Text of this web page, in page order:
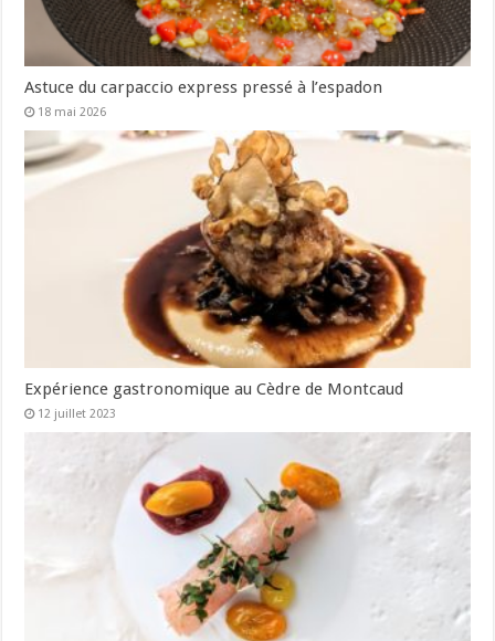
Astuce du carpaccio express pressé à l’espadon
18 mai 2026
Expérience gastronomique au Cèdre de Montcaud
12 juillet 2023